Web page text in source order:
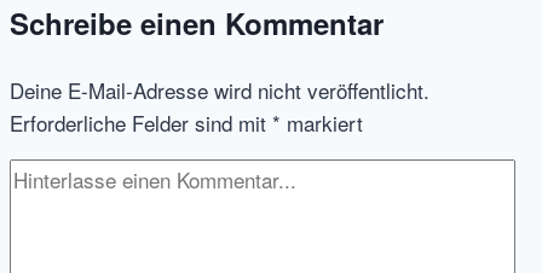
und
Übernahmen
Schreibe einen Kommentar
Deine E-Mail-Adresse wird nicht veröffentlicht.
Erforderliche Felder sind mit * markiert